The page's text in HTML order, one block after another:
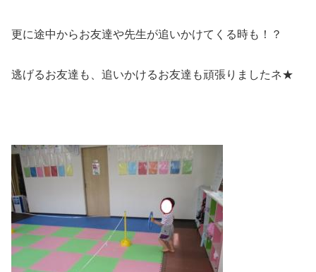
更に途中からお友達や先生が追いかけてくる時も！？
逃げるお友達も、追いかけるお友達も頑張りましたネ★